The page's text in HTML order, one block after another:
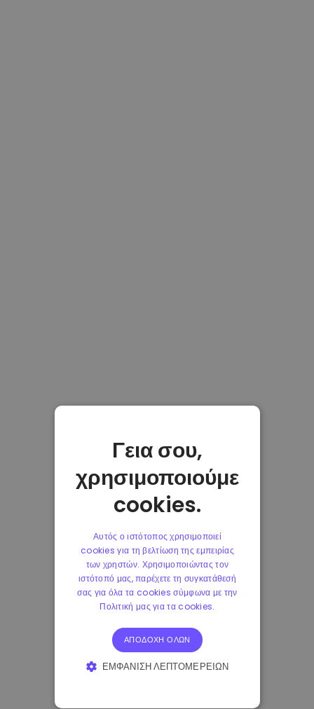
Γεια σου,
χρησιμοποιούμε
cookies.
Αυτός ο ιστότοπος χρησιμοποιεί
cookies για τη βελτίωση της εμπειρίας
των χρηστών. Χρησιμοποιώντας τον
ιστότοπό μας, παρέχετε τη συγκατάθεσή
σας για όλα τα cookies σύμφωνα με την
Πολιτική μας για τα cookies.
ΑΠΟΔΟΧΉ ΌΛΩΝ
ΕΜΦΆΝΙΣΗ ΛΕΠΤΟΜΕΡΕΙΏΝ